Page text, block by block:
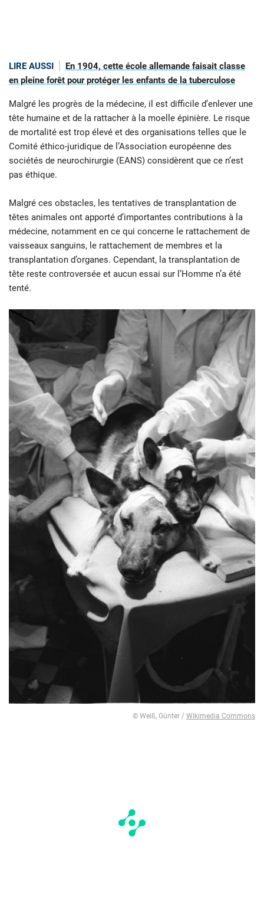
LIRE AUSSI
En 1904, cette école allemande faisait classe
en pleine forêt pour protéger les enfants de la tuberculose
Malgré les progrès de la médecine, il est difficile d’enlever une
tête humaine et de la rattacher à la moelle épinière. Le risque
de mortalité est trop élevé et des organisations telles que le
Comité éthico-juridique de l’Association européenne des
sociétés de neurochirurgie (EANS) considèrent que ce n’est
pas éthique.
Malgré ces obstacles, les tentatives de transplantation de
têtes animales ont apporté d’importantes contributions à la
médecine, notamment en ce qui concerne le rattachement de
vaisseaux sanguins, le rattachement de membres et la
transplantation d’organes. Cependant, la transplantation de
tête reste controversée et aucun essai sur l’Homme n’a été
tenté.
© Weiß, Günter / Wikimedia Commons